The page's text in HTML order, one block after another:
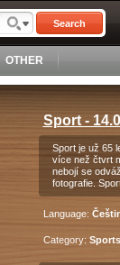
Search
OTHER
Sport -
Sport je už 65
více než čtvrt
nebojí se
fotografie.
Language:
Category: